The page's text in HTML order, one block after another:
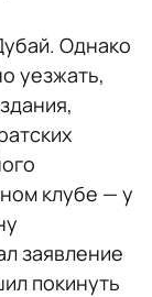
Однако
уезжать,
клубе — у
заявление
покинуть